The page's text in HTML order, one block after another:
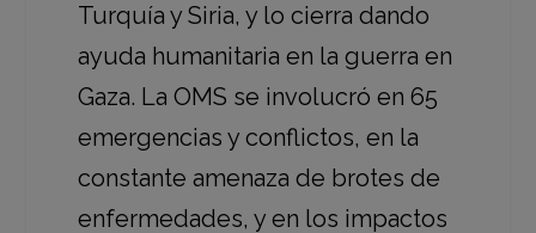
Turquía y Siria, y lo cierra dando
ayuda humanitaria en la guerra en
Gaza. La OMS se involucró en 65
emergencias y conflictos, en la
constante amenaza de brotes de
enfermedades, y en los impactos